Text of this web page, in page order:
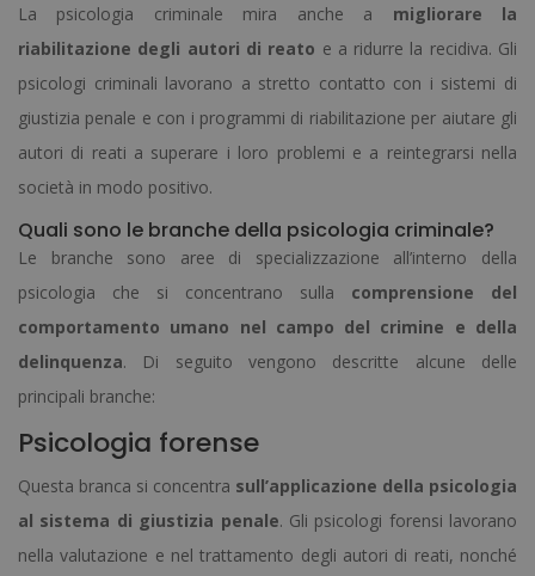
La psicologia criminale mira anche a migliorare la
riabilitazione degli autori di reato e a ridurre la recidiva. Gli
psicologi criminali lavorano a stretto contatto con i sistemi di
giustizia penale e con i programmi di riabilitazione per aiutare gli
autori di reati a superare i loro problemi e a reintegrarsi nella
società in modo positivo.
Quali sono le branche della psicologia criminale?
Le branche sono aree di specializzazione all’interno della
psicologia che si concentrano sulla comprensione del
comportamento umano nel campo del crimine e della
delinquenza. Di seguito vengono descritte alcune delle
principali branche:
Psicologia forense
Questa branca si concentra sull’applicazione della psicologia
al sistema di giustizia penale. Gli psicologi forensi lavorano
nella valutazione e nel trattamento degli autori di reati, nonché